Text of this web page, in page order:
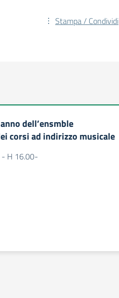
Stampa / Condividi
dell’ensmble
corsi ad indirizzo musicale
- H 16.00-